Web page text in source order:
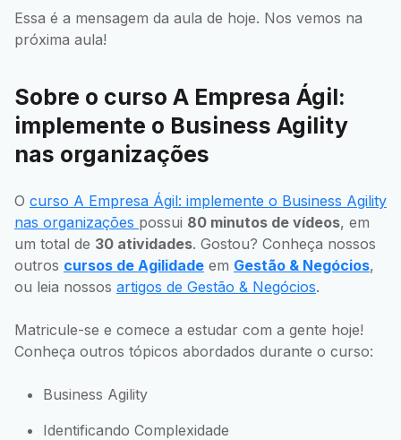
Essa é a mensagem da aula de hoje. Nos vemos na
próxima aula!
Sobre o curso A Empresa Ágil:
implemente o Business Agility
nas organizações
O curso A Empresa Ágil: implemente o Business Agility
nas organizações possui 80 minutos de vídeos, em
um total de 30 atividades. Gostou? Conheça nossos
outros cursos de Agilidade em Gestão & Negócios,
ou leia nossos artigos de Gestão & Negócios.
Matricule-se e comece a estudar com a gente hoje!
Conheça outros tópicos abordados durante o curso:
Business Agility
Identificando Complexidade